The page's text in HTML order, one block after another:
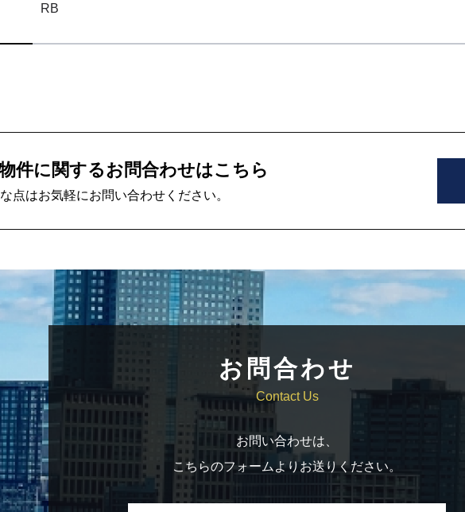
RB
件に関するお問合わせはこちら
点はお気軽にお問い合わせください。
お問合わせ
Contact Us
お問い合わせは、
こちらのフォームよりお送りください。